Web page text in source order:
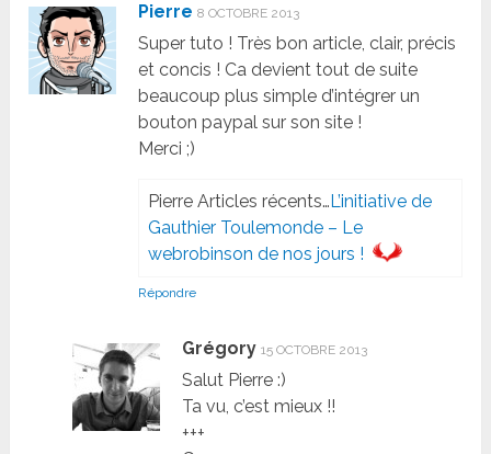
Pierre 8 OCTOBRE 2013
Super tuto ! Très bon article, clair, précis
et concis ! Ca devient tout de suite
beaucoup plus simple d’intégrer un
bouton paypal sur son site !
Merci ;)
Pierre Articles récents… L’initiative de
Gauthier Toulemonde – Le
webrobinson de nos jours !
Répondre
Grégory 15 OCTOBRE 2013
Salut Pierre :)
Ta vu, c’est mieux !!
+++